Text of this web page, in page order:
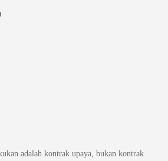
adalah kontrak upaya, bukan kontrak